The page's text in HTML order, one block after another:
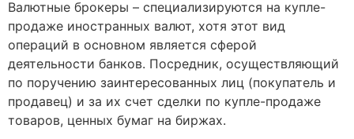
Валютные брокеры – специализируются на купле-
продаже иностранных валют, хотя этот вид
операций в основном является сферой
деятельности банков. Посредник, осуществляющий
по поручению заинтересованных лиц (покупатель и
продавец) и за их счет сделки по купле-продаже
товаров, ценных бумаг на биржах.